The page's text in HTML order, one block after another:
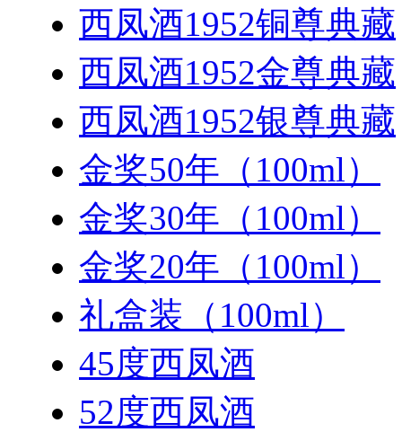
西凤酒1952铜尊典藏
西凤酒1952金尊典藏
西凤酒1952银尊典藏
金奖50年（100ml）
金奖30年（100ml）
金奖20年（100ml）
礼盒装（100ml）
45度西凤酒
52度西凤酒